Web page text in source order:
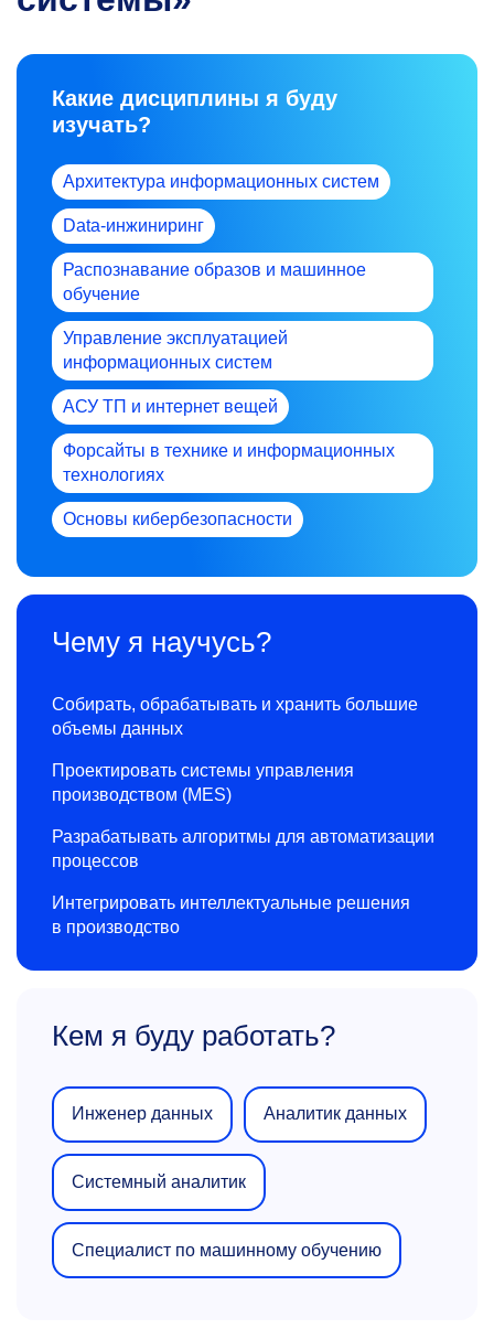
Какие дисциплины я буду
изучать?
Архитектура информационных систем
Data-инжиниринг
Распознавание образов и машинное
обучение
Управление эксплуатацией
информационных систем
АСУ ТП и интернет вещей
Форсайты в технике и информационных
технологиях
Основы кибербезопасности
Чему я научусь?
Собирать, обрабатывать и хранить большие
объемы данных
Проектировать системы управления
производством (MES)
Разрабатывать алгоритмы для автоматизации
процессов
Интегрировать интеллектуальные решения
в производство
Кем я буду работать?
Инженер данных Аналитик данных
Системный аналитик
Специалист по машинному обучению